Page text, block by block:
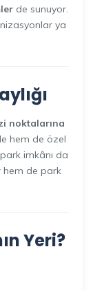
de sunuyor.
ya
noktalarına
hem de özel
imkânı da
hem de park
Yeri?